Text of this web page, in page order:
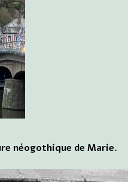
néogothique de Marie.